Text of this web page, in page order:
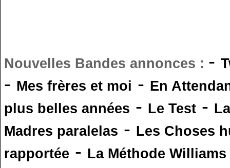
Nouvelles Bandes annonces : -
- Mes frères et moi - En
plus belles années - Le Test -
Madres paralelas - Les Choses
rapportée - La Méthode Williams